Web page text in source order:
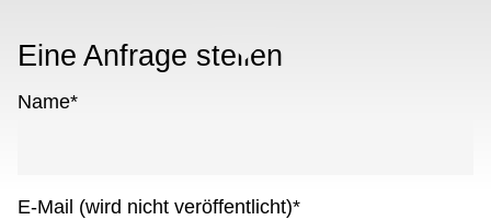
Eine Anfrage stellen
Name*
E-Mail (wird nicht veröffentlicht)*